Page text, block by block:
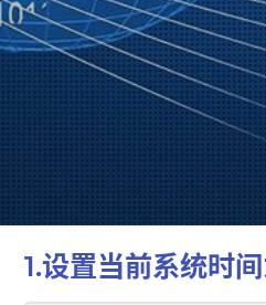
1.设置当前系统时